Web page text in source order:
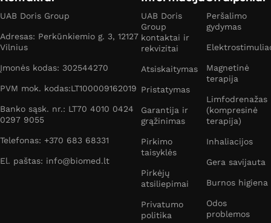
UAB Doris Group
Adresas: Perkūnkiemio g. 3, 12127
Vilnius
Įmonės kodas: 302544270
PVM mok. kodas:LT100009162019
Banko sąsk. nr.: LT70 4010 0424
0297 9055
Telefonas: +370 683 68331
El. paštas: info@biomed.lt
UAB Doris
Group
kontaktai ir
rekvizitai
Atsiskaitymas
Pristatymas
Garantija ir
grąžinimas
Pirkimo
taisyklės
Pirkėjų
atsiliepimai
Privatumo
politika
Peršalimo
gydymas
Magnetinė
terapija
Limfodrenažas
(kompresinė
terapija)
Inhaliacijos
Gera savijauta
Burnos higiena
Odos
problemos